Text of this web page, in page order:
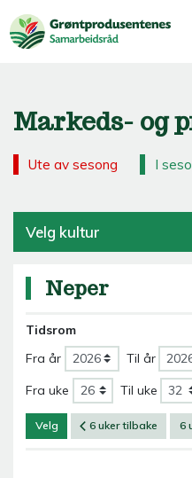
Markeds- og
Ute av sesong I
Velg kultur
Neper
Tidsrom
Fra år
Til år
Fra uke Til uke
Velg 6 uker tilbake 6